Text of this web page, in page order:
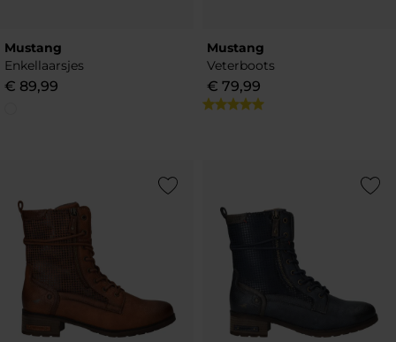
Mustang
Enkellaarsjes
€ 89,99
Mustang
Veterboots
€ 79,99
Add to Wishlist Add to